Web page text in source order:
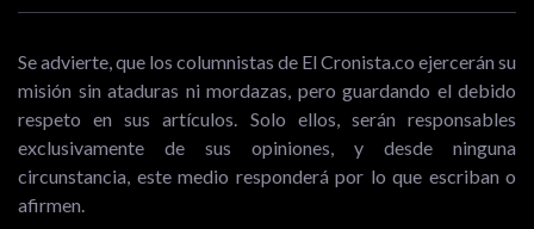
Se advierte, que los columnistas de El Cronista.co ejercerán su
misión sin ataduras ni mordazas, pero guardando el debido
respeto en sus artículos. Solo ellos, serán responsables
exclusivamente de sus opiniones, y desde ninguna
circunstancia, este medio responderá por lo que escriban o
afirmen.